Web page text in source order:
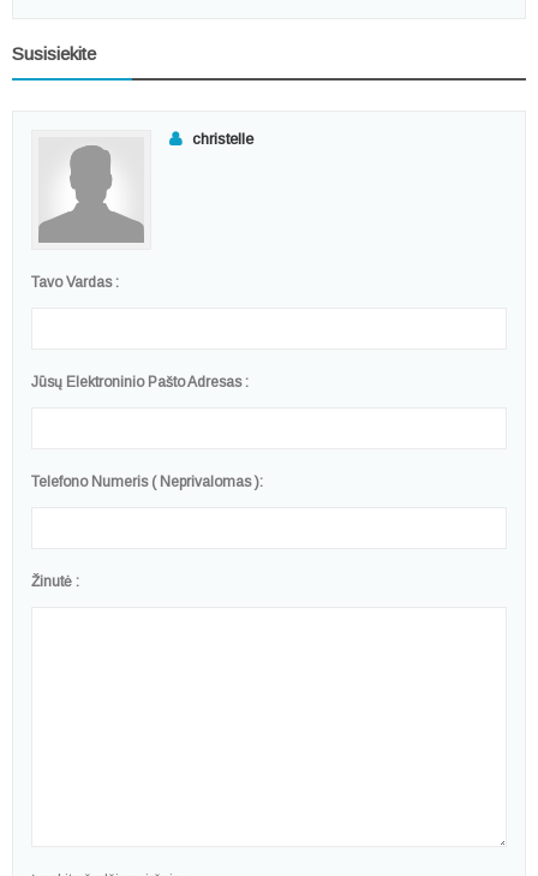
Susisiekite
christelle
Tavo Vardas :
Jūsų Elektroninio Pašto Adresas :
Telefono Numeris ( Neprivalomas ):
Žinutė :